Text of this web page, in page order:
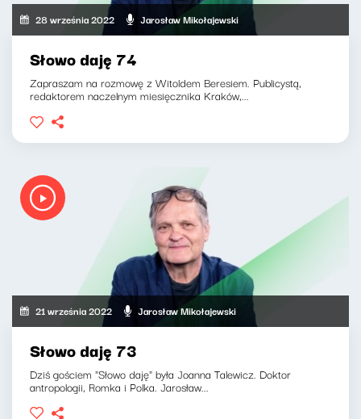
28 września 2022 Jarosław Mikołajewski
Słowo daję 74
Zapraszam na rozmowę z Witoldem Beresiem. Publicystą,
redaktorem naczelnym miesięcznika Kraków,...
21 września 2022 Jarosław Mikołajewski
Słowo daję 73
Dziś gościem "Słowo daję" była Joanna Talewicz. Doktor
antropologii, Romka i Polka. Jarosław...